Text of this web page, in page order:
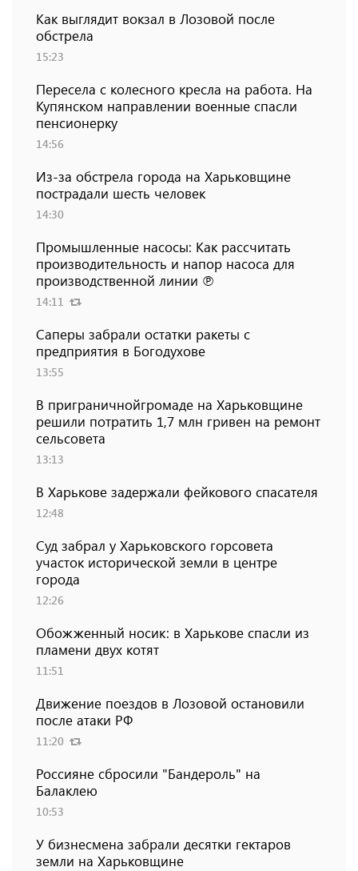
Как выглядит вокзал в Лозовой после
обстрела
15:23
Пересела с колесного кресла на работа. На
Купянском направлении военные спасли
пенсионерку
14:56
Из-за обстрела города на Харьковщине
пострадали шесть человек
14:30
Промышленные насосы: Как рассчитать
производительность и напор насоса для
производственной линии ℗
14:11
Саперы забрали остатки ракеты с
предприятия в Богодухове
13:55
В приграничнойгромаде на Харьковщине
решили потратить 1,7 млн ​​гривен на ремонт
сельсовета
13:13
В Харькове задержали фейкового спасателя
12:48
Суд забрал у Харьковского горсовета
участок исторической земли в центре
города
12:26
Обожженный носик: в Харькове спасли из
пламени двух котят
11:51
Движение поездов в Лозовой остановили
после атаки РФ
11:20
Россияне сбросили "Бандероль" на
Балаклею
10:53
У бизнесмена забрали десятки гектаров
земли на Харьковщине